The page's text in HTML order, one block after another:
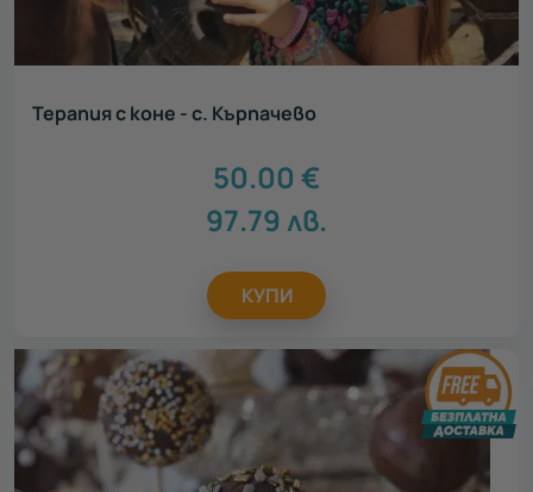
Терапия с коне - с. Кърпачево
50.00 €
97.79 лв.
КУПИ